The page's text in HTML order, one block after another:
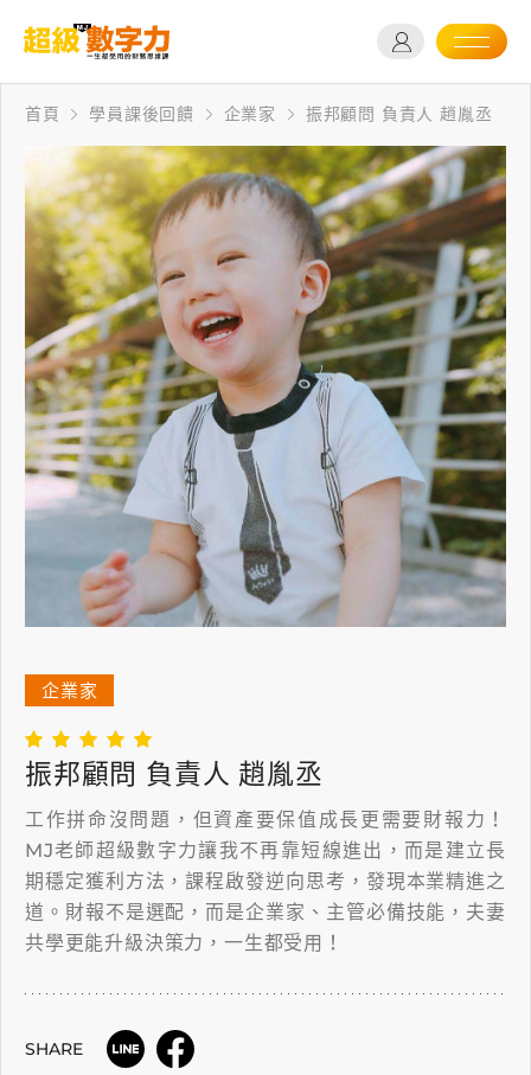
首頁 學員課後回饋 企業家 振邦顧問 負責人 趙胤丞
企業家
振邦顧問 負責人 趙胤丞
工作拼命沒問題，但資產要保值成長更需要財報力！
MJ老師超級數字力讓我不再靠短線進出，而是建立長
期穩定獲利方法，課程啟發逆向思考，發現本業精進之
道。財報不是選配，而是企業家、主管必備技能，夫妻
共學更能升級決策力，一生都受用！
SHARE